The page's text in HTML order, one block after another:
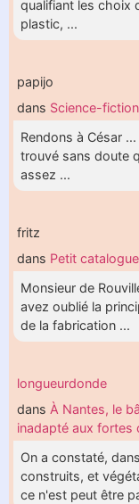
qualifiant les choix
plastic, ...
papijo
dans Science-
Rendons à César
trouvé sans doute
assez ...
fritz
dans Petit
Monsieur de
avez oublié la
de la fabrication ...
longueurdonde
dans À Nantes, le
inadapté aux fortes
On a constaté,
construits, et
ce n'est peut être